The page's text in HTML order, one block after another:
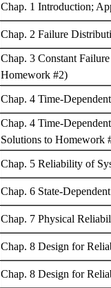
Chap. 1 Introduction;
Chap. 2 Failure
Chap. 3 Constant
Homework #2)
Chap. 4 Time-
Chap. 4 Time-
Solutions to Homework
Chap. 5 Reliability of
Chap. 6 State-
Chap. 7 Physical
Chap. 8 Design for
Chap. 8 Design for